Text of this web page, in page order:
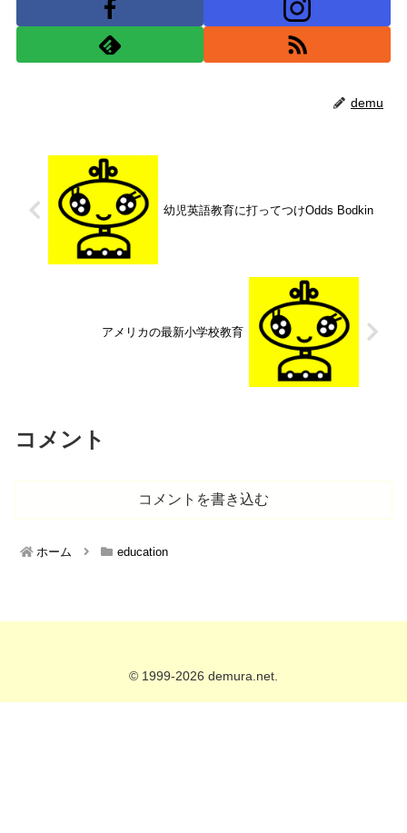
demu
幼児英語教育に打ってつけOdds Bodkin
アメリカの最新小学校教育
コメント
コメントを書き込む
ホーム education
© 1999-2026 demura.net.